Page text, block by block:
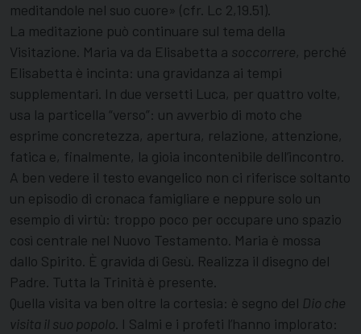
meditandole nel suo cuore» (cfr. Lc 2,19.51).
La meditazione può continuare sul tema della
Visitazione. Maria va da Elisabetta a soccorrere, perché
Elisabetta è incinta: una gravidanza ai tempi
supplementari. In due versetti Luca, per quattro volte,
usa la particella “verso”: un avverbio di moto che
esprime concretezza, apertura, relazione, attenzione,
fatica e, finalmente, la gioia incontenibile dell’incontro.
A ben vedere il testo evangelico non ci riferisce soltanto
un episodio di cronaca famigliare e neppure solo un
esempio di virtù: troppo poco per occupare uno spazio
così centrale nel Nuovo Testamento. Maria è mossa
dallo Spirito. È gravida di Gesù. Realizza il disegno del
Padre. Tutta la Trinità è presente.
Quella visita va ben oltre la cortesia: è segno del Dio che
visita il suo popolo . I Salmi e i profeti l’hanno implorato: